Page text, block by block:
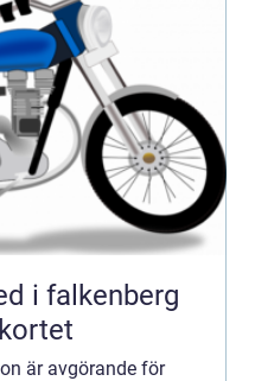
i falkenberg
är avgörande för